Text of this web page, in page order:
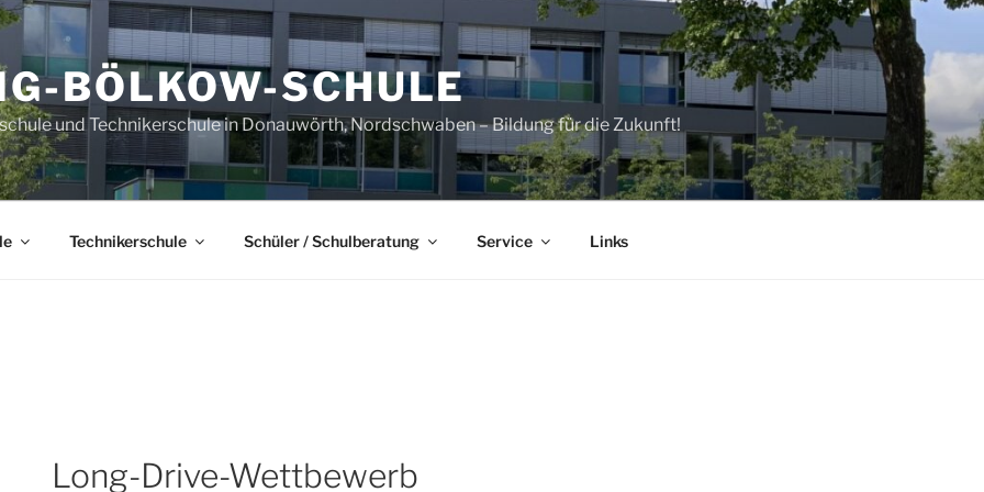
BÖLKOW-SCHULE
und Technikerschule in Donauwörth, Nordschwaben – Bildung für die Zukunft!
Technikerschule Schüler / Schulberatung Service Links
Long-Drive-Wettbewerb